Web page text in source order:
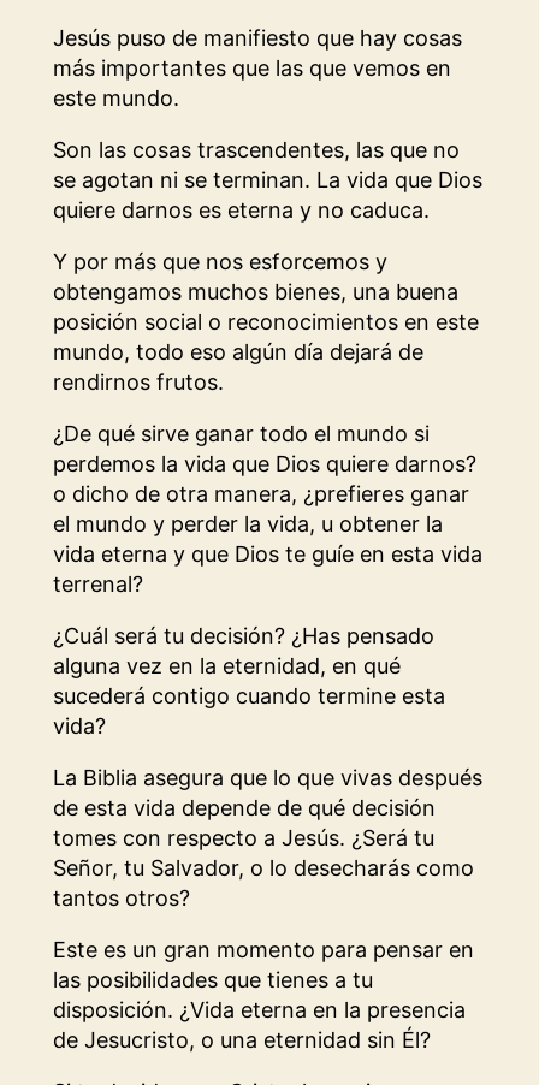
Jesús puso de manifiesto que hay cosas
más importantes que las que vemos en
este mundo.
Son las cosas trascendentes, las que no
se agotan ni se terminan. La vida que Dios
quiere darnos es eterna y no caduca.
Y por más que nos esforcemos y
obtengamos muchos bienes, una buena
posición social o reconocimientos en este
mundo, todo eso algún día dejará de
rendirnos frutos.
¿De qué sirve ganar todo el mundo si
perdemos la vida que Dios quiere darnos?
o dicho de otra manera, ¿prefieres ganar
el mundo y perder la vida, u obtener la
vida eterna y que Dios te guíe en esta vida
terrenal?
¿Cuál será tu decisión? ¿Has pensado
alguna vez en la eternidad, en qué
sucederá contigo cuando termine esta
vida?
La Biblia asegura que lo que vivas después
de esta vida depende de qué decisión
tomes con respecto a Jesús. ¿Será tu
Señor, tu Salvador, o lo desecharás como
tantos otros?
Este es un gran momento para pensar en
las posibilidades que tienes a tu
disposición. ¿Vida eterna en la presencia
de Jesucristo, o una eternidad sin Él?